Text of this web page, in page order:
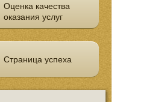
Оценка качества
оказания услуг
Страница успеха